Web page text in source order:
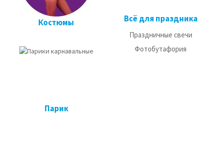
Костюмы
Парик
Всё для праздника
Праздничные свечи
Фотобутафория